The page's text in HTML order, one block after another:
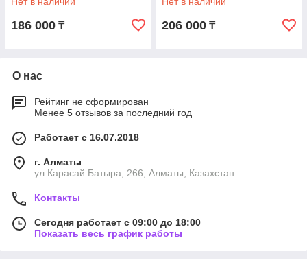
186 000 ₸ 206 000 ₸
О нас
Рейтинг не сформирован
Менее 5 отзывов за последний год
Работает с 16.07.2018
г. Алматы
ул.Карасай Батыра, 266, Алматы, Казахстан
Контакты
Сегодня работает с 09:00 до 18:00
Показать весь график работы